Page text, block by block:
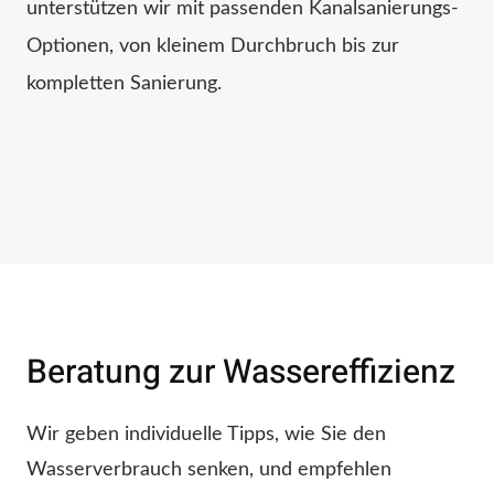
unterstützen wir mit passenden Kanalsanierungs-
Optionen, von kleinem Durchbruch bis zur
kompletten Sanierung.
Beratung zur Wassereffizienz
Wir geben individuelle Tipps, wie Sie den
Wasserverbrauch senken, und empfehlen